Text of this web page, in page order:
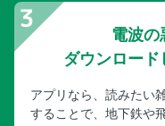
電波の
ダウンロード
アプリなら、読みたい
することで、地下鉄や